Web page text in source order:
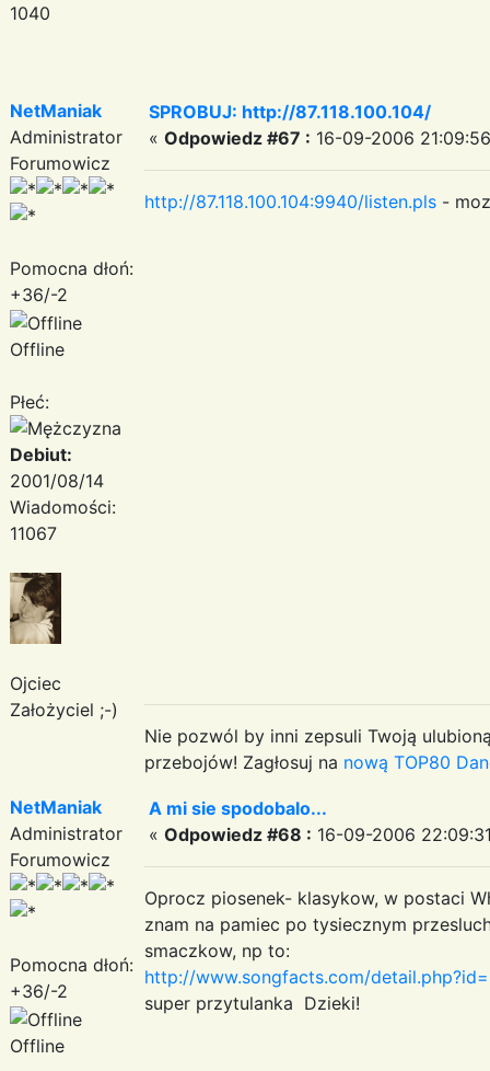
1040
NetManiak
Administrator
Forumowicz
Pomocna dłoń:
+36/-2
Offline
Płeć:
Debiut:
2001/08/14
Wiadomości:
11067
Ojciec
Założyciel ;-)
SPROBUJ: http://87.118.100.104/
« Odpowiedz #67 : 16-09-2006
http://87.118.100.104:9940/listen.pls -
Nie pozwól by inni zepsuli Twoją
przebojów! Zagłosuj na nową TOP80
NetManiak
Administrator
Forumowicz
Pomocna dłoń:
+36/-2
Offline
A mi sie spodobalo...
« Odpowiedz #68 : 16-09-2006
Oprocz piosenek- klasykow, w postaci
znam na pamiec po tysiecznym
smaczkow, np to:
http://www.songfacts.com/
super przytulanka Dzieki!